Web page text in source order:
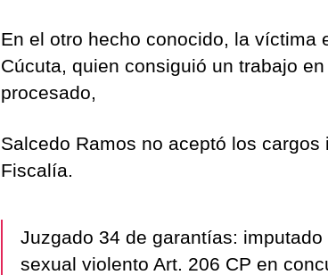
En el otro hecho conocido, la víctima
Cúcuta, quien consiguió un trabajo
procesado,
Salcedo Ramos no aceptó los cargos
Fiscalía.
Juzgado 34 de garantías:
sexual violento Art. 206 CP en